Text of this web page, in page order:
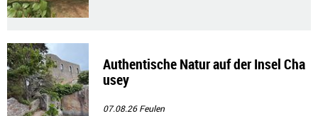
Authentische Natur auf der Insel Cha
usey
07.08.26Feulen